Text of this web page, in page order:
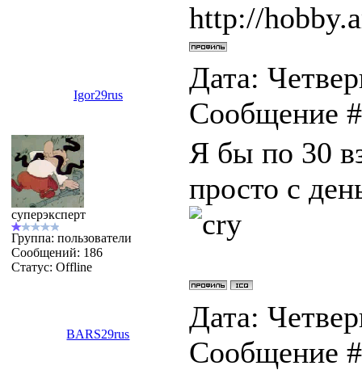
http://
Igor29rus
Дата:
Сообщение
суперэксперт
Группа: пользователи
Сообщений: 186
Статус: Offline
Я бы по 30
просто с
BARS29rus
Дата:
Сообщение